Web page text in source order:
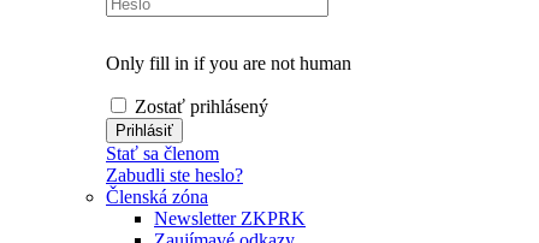
Only fill in if you are not human
Zostať prihlásený
Stať sa členom
Zabudli ste heslo?
Členská zóna
Newsletter ZKPRK